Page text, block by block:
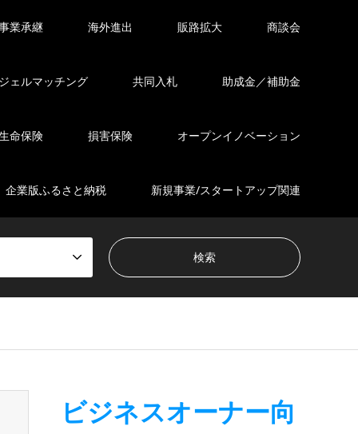
業承継 海外進出 販路拡大 商談会
ェルマッチング 共同入札 助成金／補助金
命保険 損害保険 オープンイノベーション
企業版ふるさと納税 新規事業/スタートアップ関連
ビジネスオーナー向